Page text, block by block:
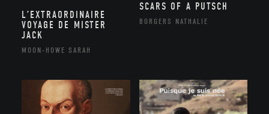
L’EXTRAORDINAIRE
VOYAGE DE MISTER
JACK
MOON-HOWE SARAH
SCARS OF A PUTSCH
BORGERS NATHALIE